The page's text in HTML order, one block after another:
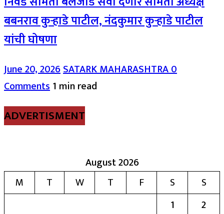
बबनराव कुऱ्हाडे पाटील, नंदकुमार कुऱ्हाडे पाटील
यांची घोषणा
June 20, 2026SATARK MAHARASHTRA0
Comments1 min read
ADVERTISMENT
August 2026
M
T W T F S
S
1
2